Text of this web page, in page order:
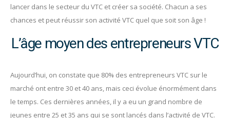
lancer dans le secteur du VTC et créer sa société. Chacun a ses
chances et peut réussir son activité VTC quel que soit son âge !
L’âge moyen des entrepreneurs VTC
Aujourd’hui, on constate que 80% des entrepreneurs VTC sur le
marché ont entre 30 et 40 ans, mais ceci évolue énormément dans
le temps. Ces dernières années, il y a eu un grand nombre de
jeunes entre 25 et 35 ans qui se sont lancés dans l’activité de VTC.